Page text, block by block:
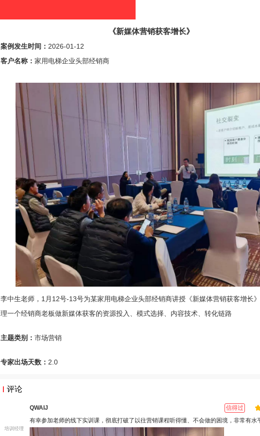
《新媒体营销获客增长》
案例发生时间： 2026-01-12
客户名称： 家用电梯企业头部经销商
李中生老师，1月12号-13号为某家用电梯企业头部经销商讲授《新媒体营销获客增长
理一个经销商老板做新媒体获客的资源投入、模式选择、内容技术、转化链路
主题类别： 市场营销
专家出场天数： 2.0
评论
培训经理
QWAIJ
信得过
有幸参加老师的线下实训课，彻底打破了以往营销课程听得懂、不会做的困境，非常有水